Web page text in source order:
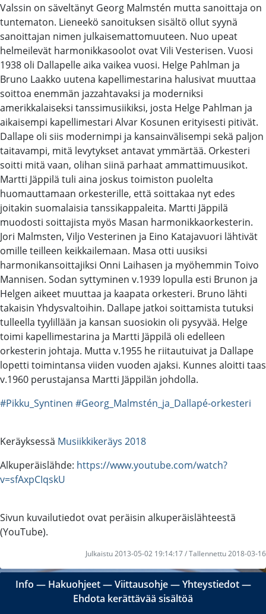
Valssin on säveltänyt Georg Malmstén mutta sanoittaja on
tuntematon. Lieneekö sanoituksen sisältö ollut syynä
sanoittajan nimen julkaisemattomuuteen. Nuo upeat
helmeilevät harmonikkasoolot ovat Vili Vesterisen. Vuosi
1938 oli Dallapelle aika vaikea vuosi. Helge Pahlman ja
Bruno Laakko uutena kapellimestarina halusivat muuttaa
soittoa enemmän jazzahtavaksi ja moderniksi
amerikkalaiseksi tanssimusiikiksi, josta Helge Pahlman ja
aikaisempi kapellimestari Alvar Kosunen erityisesti pitivät.
Dallape oli siis modernimpi ja kansainvälisempi sekä paljon
taitavampi, mitä levytykset antavat ymmärtää. Orkesteri
soitti mitä vaan, olihan siinä parhaat ammattimuusikot.
Martti Jäppilä tuli aina joskus toimiston puolelta
huomauttamaan orkesterille, että soittakaa nyt edes
joitakin suomalaisia tanssikappaleita. Martti Jäppilä
muodosti soittajista myös Masan harmonikkaorkesterin.
Jori Malmsten, Viljo Vesterinen ja Eino Katajavuori lähtivät
omille teilleen keikkailemaan. Masa otti uusiksi
harmonikansoittajiksi Onni Laihasen ja myöhemmin Toivo
Mannisen. Sodan syttyminen v.1939 lopulla esti Brunon ja
Helgen aikeet muuttaa ja kaapata orkesteri. Bruno lähti
takaisin Yhdysvaltoihin. Dallape jatkoi soittamista tutuksi
tulleella tyylillään ja kansan suosiokin oli pysyvää. Helge
toimi kapellimestarina ja Martti Jäppilä oli edelleen
orkesterin johtaja. Mutta v.1955 he riitautuivat ja Dallape
lopetti toimintansa viiden vuoden ajaksi. Kunnes aloitti taas
v.1960 perustajansa Martti Jäppilän johdolla.
#Pikku_Syntinen #Georg_Malmstén_ja_Dallapé-orkesteri
Keräyksessä Musiikkikeräys 2018
Alkuperäislähde: https://www.youtube.com/watch?
v=sfAxpCIqskU
Sivun kuvailutiedot ovat peräisin alkuperäislähteestä
(YouTube).
Julkaistu 2013-05-02 19:14:17 / Tallennettu 2018-03-16
Info ― Hakuohjeet―Viittausohje―Yhteystiedot―
Ehdota kerättävää sisältöä